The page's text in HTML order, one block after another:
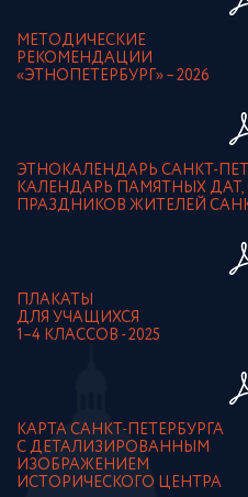
МЕТОДИЧЕСКИЕ
РЕКОМЕНДАЦИИ
«ЭТНОПЕТЕРБУРГ» – 2026
ЭТНОКАЛЕНДАРЬ САНКТ-
КАЛЕНДАРЬ ПАМЯТНЫХ
ПРАЗДНИКОВ ЖИТЕЛЕЙ
ПЛАКАТЫ
ДЛЯ УЧАЩИХСЯ
1–4 КЛАССОВ - 2025
КАРТА САНКТ-ПЕТЕРБУРГА
С ДЕТАЛИЗИРОВАННЫМ
ИЗОБРАЖЕНИЕМ
ИСТОРИЧЕСКОГО ЦЕНТРА